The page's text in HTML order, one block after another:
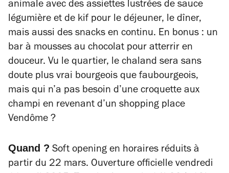
animale avec des assiettes lustrées de sauce
légumière et de kif pour le déjeuner, le dîner,
mais aussi des snacks en continu. En bonus : un
bar à mousses au chocolat pour atterrir en
douceur. Vu le quartier, le chaland sera sans
doute plus vrai bourgeois que faubourgeois,
mais qui n’a pas besoin d’une croquette aux
champi en revenant d’un shopping place
Vendôme ?
Quand ? Soft opening en horaires réduits à
partir du 22 mars. Ouverture officielle vendredi